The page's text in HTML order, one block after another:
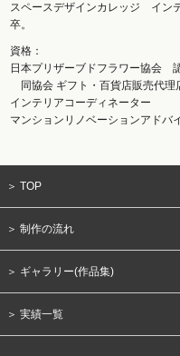
スペースデザインカレッジ イン
卒。
資格：
日本プリザーブドフラワー協会
同協会 ギフト・百貨店販売代理
インテリアコーディネーター
マンションリノベーションアドバ
＞ TOP
＞ 制作の流れ
＞ ギャラリー(作品集)
＞ 実績一覧